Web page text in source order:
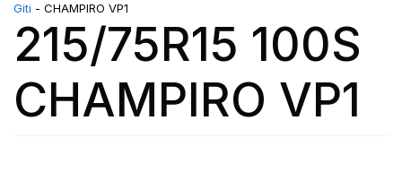
Giti - CHAMPIRO VP1
215/75R15 100S
CHAMPIRO VP1